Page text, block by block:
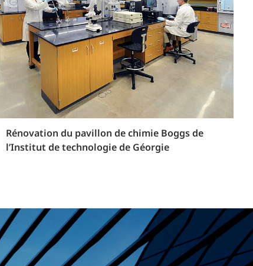
Rénovation du pavillon de chimie Boggs de
l’Institut de technologie de Géorgie